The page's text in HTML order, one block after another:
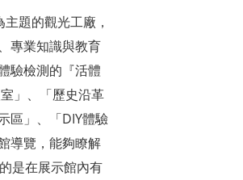
題的觀光工廠，
專業知識與教育
驗檢測的『活體
」、「歷史沿革
區」、「DIY體驗
導覽，能夠瞭解
是在展示館內有